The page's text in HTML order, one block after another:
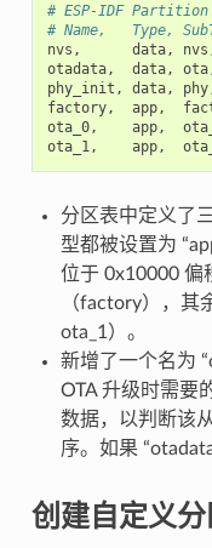
# ESP-IDF Partition
# Name,   Type,
nvs , data, nvs
otadata, data, ota
phy_init , data, phy
factory, app,
ota_0, app,
ota_1, app,
分区表中定义了
型都被设置为
位于 0x10000 偏
（factory），其
ota_1）。
新增了一个名为
OTA 升级时需要
数据，以判断该
序。如果
创建自定义